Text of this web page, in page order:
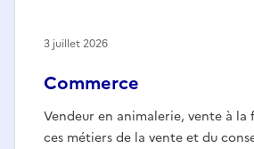
Commerce
Vendeur en animalerie, vente à la
ces métiers de la vente et du
3 juillet 2026